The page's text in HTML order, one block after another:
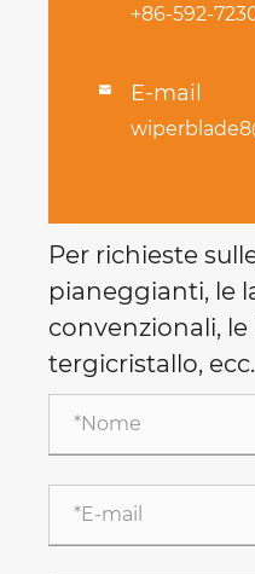
+86-592-
 E-mail
Per richieste
pianeggianti, le
convenzionali,
tergicristallo, ecc.